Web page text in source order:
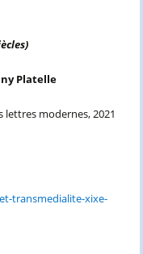
Platelle
lettres modernes, 2021
transmedialite-xixe-